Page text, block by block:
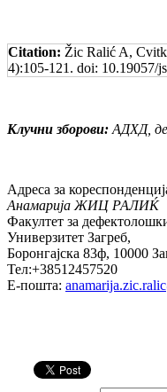
Citation: Žic Ralić A,
4):105-121. doi: 10.19057/
Клучни зборови: АДХД,
Адреса за
Анамарија ЖИЦ РАЛИЌ
Факултет за
Универзитет Загреб,
Боронгајска 83ф, 10000
Тел:+38512457520
Е-пошта: